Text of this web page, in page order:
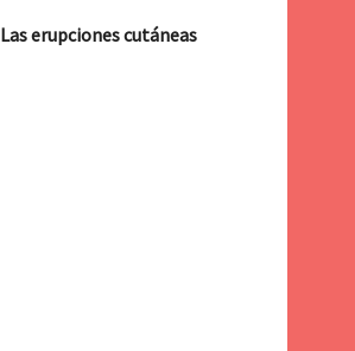
Las erupciones cutáneas